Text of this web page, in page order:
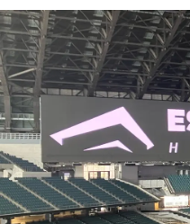
神奈川エリア
富山エリア
福井エリア
長野エリア
静岡エリア
三重エリア
京都エリア
北摂エリア